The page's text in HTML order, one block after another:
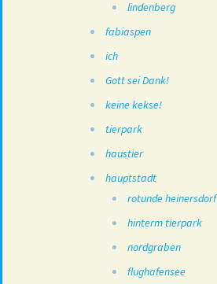
lindenberg
fabiaspen
ich
Gott sei Dank!
keine kekse!
tierpark
haustier
hauptstadt
rotunde heinersdorf
hinterm tierpark
nordgraben
flughafensee